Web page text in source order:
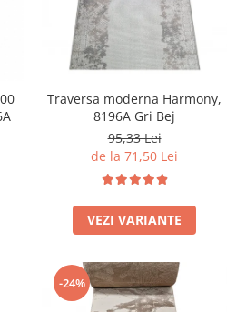
Traversa moderna Harmony,
8196A Gri Bej
95,33 Lei
de la 71,50 Lei
VEZI VARIANTE
-24%